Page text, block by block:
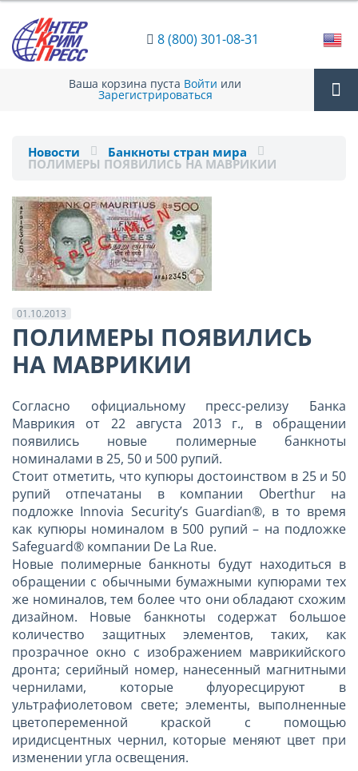
8 (800) 301-08-31
Ваша корзина пуста Войти или
Зарегистрироваться
Новости Банкноты стран мира
ПОЛИМЕРЫ ПОЯВИЛИСЬ НА МАВРИКИИ
01.10.2013
ПОЛИМЕРЫ ПОЯВИЛИСЬ
НА МАВРИКИИ
Согласно официальному пресс-релизу Банка
Маврикия от 22 августа 2013 г., в обращении
появились новые полимерные банкноты
номиналами в 25, 50 и 500 рупий.
Стоит отметить, что купюры достоинством в 25 и 50
рупий отпечатаны в компании Oberthur на
подложке Innovia Security’s Guardian®, в то время
как купюры номиналом в 500 рупий – на подложке
Safeguard® компании De La Rue.
Новые полимерные банкноты будут находиться в
обращении с обычными бумажными купюрами тех
же номиналов, тем более что они обладают схожим
дизайном. Новые банкноты содержат большое
количество защитных элементов, таких, как
прозрачное окно с изображением маврикийского
дронта; серийный номер, нанесенный магнитными
чернилами, которые флуоресцируют в
ультрафиолетовом свете; элементы, выполненные
цветопеременной краской с помощью
иридисцентных чернил, которые меняют цвет при
изменении угла освещения.